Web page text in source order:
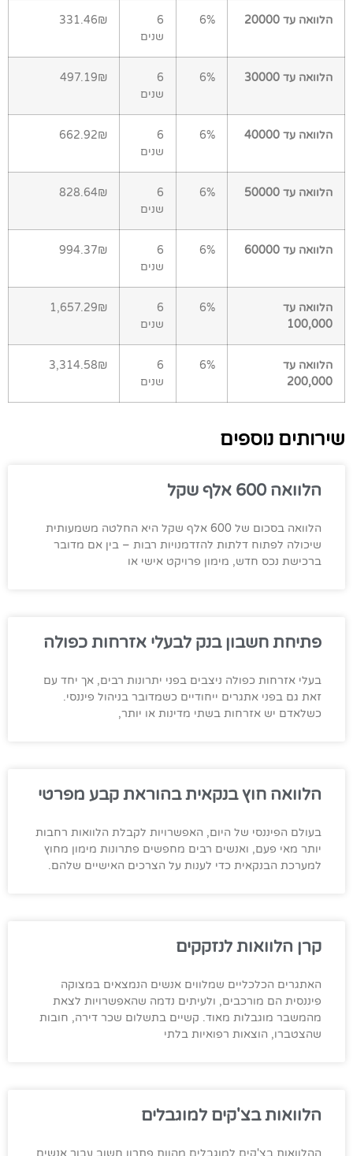
הלוואה עד 20000 6%
6
שנים
331.46₪
הלוואה עד 30000 6%
6
שנים
497.19₪
הלוואה עד 40000 6%
6
שנים
662.92₪
הלוואה עד 50000 6%
6
שנים
828.64₪
הלוואה עד 60000 6%
6
שנים
994.37₪
הלוואה עד
100,000
6%
6
שנים
1,657.29₪
הלוואה עד
200,000
6%
6
שנים
3,314.58₪
שירותים נוספים
הלוואה 600 אלף שקל
הלוואה בסכום של 600 אלף שקל היא החלטה משמעותית
שיכולה לפתוח דלתות להזדמנויות רבות – בין אם מדובר
ברכישת נכס חדש, מימון פרויקט אישי או
פתיחת חשבון בנק לבעלי אזרחות כפולה
בעלי אזרחות כפולה ניצבים בפני יתרונות רבים, אך יחד עם
זאת גם בפני אתגרים ייחודיים כשמדובר בניהול פיננסי.
כשלאדם יש אזרחות בשתי מדינות או יותר,
הלוואה חוץ בנקאית בהוראת קבע מפרטי
בעולם הפיננסי של היום, האפשרויות לקבלת הלוואות רחבות
יותר מאי פעם, ואנשים רבים מחפשים פתרונות מימון מחוץ
למערכת הבנקאית כדי לענות על הצרכים האישיים שלהם.
קרן הלוואות לנזקקים
האתגרים הכלכליים שמלווים אנשים הנמצאים במצוקה
פיננסית הם מורכבים, ולעיתים נדמה שהאפשרויות לצאת
מהמשבר מוגבלות מאוד. קשיים בתשלום שכר דירה, חובות
שהצטברו, הוצאות רפואיות בלתי
הלוואות בצ'קים למוגבלים
ההלוואות בצ'קים למוגבלים מהוות פתרון חשוב עבור אנשים